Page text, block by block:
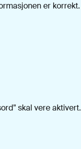
er korrekt.
skal vere aktivert.